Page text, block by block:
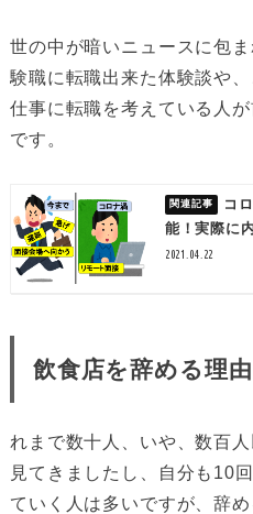
世の中が暗いニュースに包
験職に転職出来た体験談や
仕事に転職を考えている人
です。
コ
能！実際に
2021.04.22
飲食店を辞める理
れまで数十人、いや、数百
見てきましたし、自分も10
ていく人は多いですが、辞